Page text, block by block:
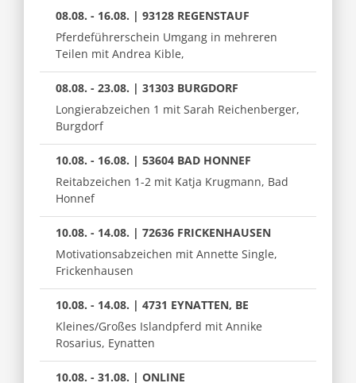
08.08. - 16.08. | 93128 REGENSTAUF
Pferdeführerschein Umgang in mehreren
Teilen mit Andrea Kible,
08.08. - 23.08. | 31303 BURGDORF
Longierabzeichen 1 mit Sarah Reichenberger,
Burgdorf
10.08. - 16.08. | 53604 BAD HONNEF
Reitabzeichen 1-2 mit Katja Krugmann, Bad
Honnef
10.08. - 14.08. | 72636 FRICKENHAUSEN
Motivationsabzeichen mit Annette Single,
Frickenhausen
10.08. - 14.08. | 4731 EYNATTEN, BE
Kleines/Großes Islandpferd mit Annike
Rosarius, Eynatten
10.08. - 31.08. | ONLINE